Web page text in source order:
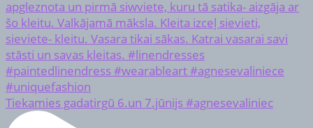
Tiekamies gadatirgū 6.un 7.jūnijs #agnesevaliniec